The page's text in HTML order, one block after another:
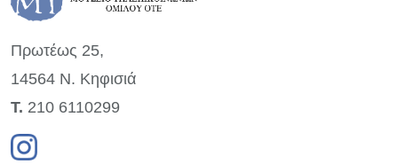
Πρωτέως 25,
14564 Ν. Κηφισιά
Τ. 210 6110299